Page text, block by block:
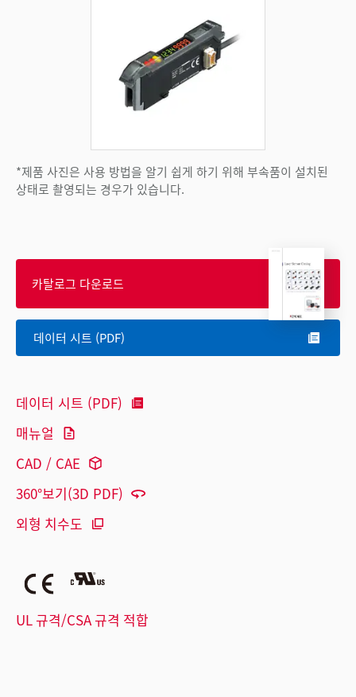
*제품 사진은 사용 방법을 알기 쉽게 하기 위해 부속품이 설치된
상태로 촬영되는 경우가 있습니다.
카탈로그 다운로드
데이터 시트 (PDF)
데이터 시트 (PDF)
매뉴얼
CAD / CAE
360°보기(3D PDF)
외형 치수도
UL 규격/CSA 규격 적합